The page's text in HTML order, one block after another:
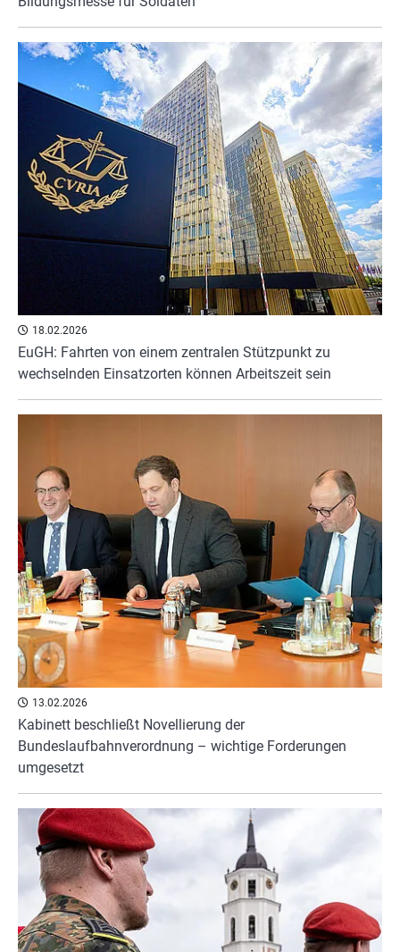
18.02.2026
EuGH: Fahrten von einem zentralen Stützpunkt zu
wechselnden Einsatzorten können Arbeitszeit sein
13.02.2026
Kabinett beschließt Novellierung der
Bundeslaufbahnverordnung – wichtige Forderungen
umgesetzt